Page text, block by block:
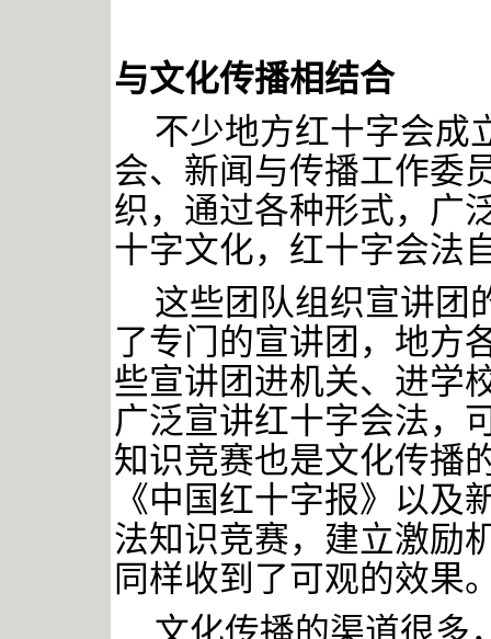
与文化传播相结合
不少地方红十字会成
会、新闻与传播工作委
织，通过各种形式，广
十字文化，红十字会法
这些团队组织宣讲团
了专门的宣讲团，地方
些宣讲团进机关、进学
广泛宣讲红十字会法，
知识竞赛也是文化传播
《中国红十字报》以及
法知识竞赛，建立激励
同样收到了可观的效果